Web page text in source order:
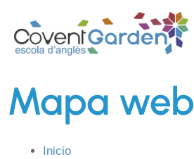
contenido
Mapa web
Inicio